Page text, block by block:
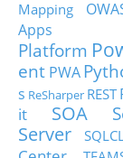
Mapping
Apps
Platform
ent PWA
s ReSharper REST
it
SOA
Server